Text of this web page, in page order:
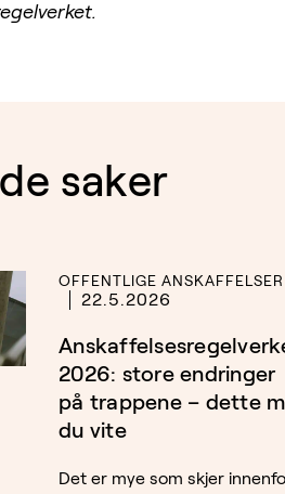
saker
OFFENTLIGE ANSKAFFELSER
22.5.2026
2026: store endringer
på trappene – dette
du vite
Det er mye som skjer